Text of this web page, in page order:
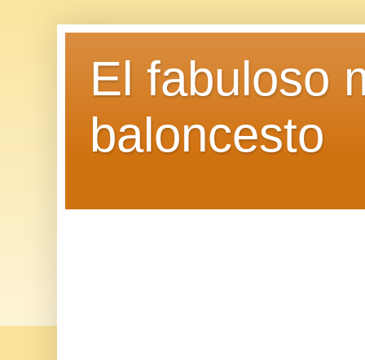
El fabuloso
baloncesto